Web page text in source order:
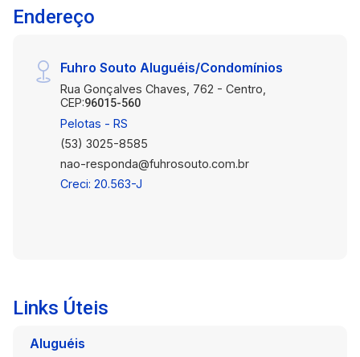
Endereço
Fuhro Souto Aluguéis/Condomínios
Rua Gonçalves Chaves, 762 - Centro,
CEP:96015-560
Pelotas - RS
(53) 3025-8585
nao-responda@fuhrosouto.com.br
Creci: 20.563-J
Links Úteis
Aluguéis